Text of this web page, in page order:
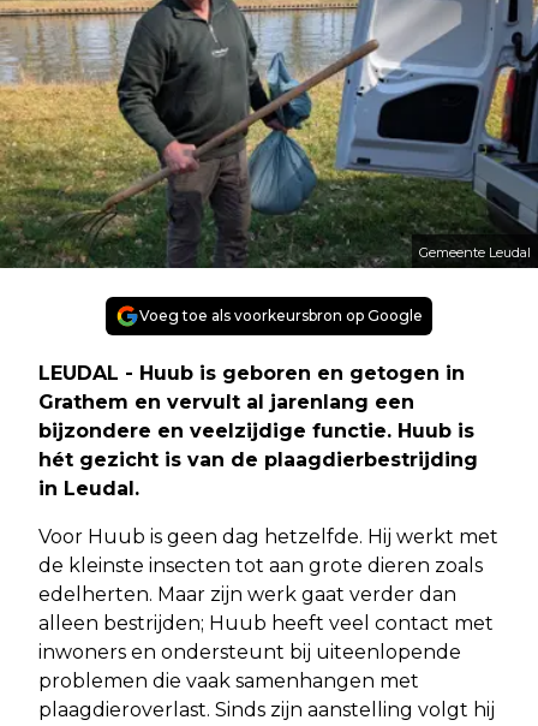
Gemeente Leudal
Voeg toe als voorkeursbron op Google
LEUDAL - Huub is geboren en getogen in
Grathem en vervult al jarenlang een
bijzondere en veelzijdige functie. Huub is
hét gezicht is van de plaagdierbestrijding
in Leudal.
Voor Huub is geen dag hetzelfde. Hij werkt met
de kleinste insecten tot aan grote dieren zoals
edelherten. Maar zijn werk gaat verder dan
alleen bestrijden; Huub heeft veel contact met
inwoners en ondersteunt bij uiteenlopende
problemen die vaak samenhangen met
plaagdieroverlast. Sinds zijn aanstelling volgt hij